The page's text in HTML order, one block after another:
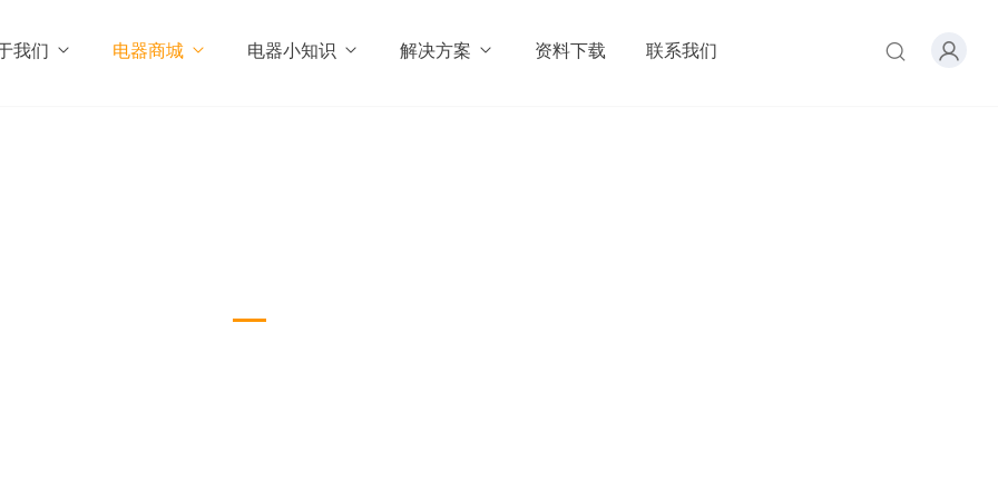
我们 电器商城 电器小知识 解决方案 资料下载 联系我们